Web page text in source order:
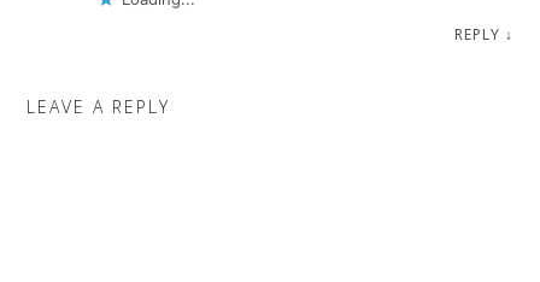
REPLY ↓
LEAVE A REPLY